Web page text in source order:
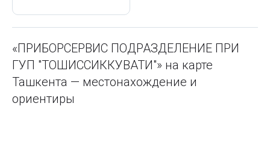
«ПРИБОРСЕРВИС ПОДРАЗДЕЛЕНИЕ ПРИ
ГУП "ТОШИССИККУВАТИ"» на карте
Ташкента — местонахождение и
ориентиры